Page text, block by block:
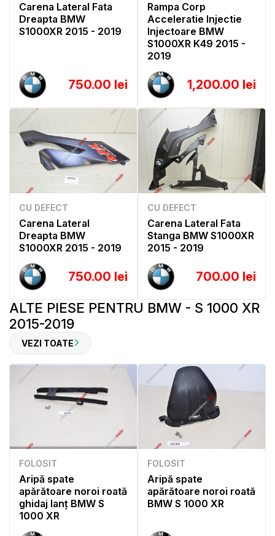
Carena Lateral Fata
Dreapta BMW
S1000XR 2015 - 2019
750.00 lei
Rampa Corp
Acceleratie Injectie
Injectoare BMW
S1000XR K49 2015 -
2019
1,200.00 lei
CU DEFECT
Carena Lateral
Dreapta BMW
S1000XR 2015 - 2019
750.00 lei
CU DEFECT
Carena Lateral Fata
Stanga BMW S1000XR
2015 - 2019
700.00 lei
ALTE PIESE PENTRU BMW - S 1000 XR
2015-2019
VEZI TOATE
FOLOSIT
Aripă spate
apărătoare noroi roată
ghidaj lanț BMW S
1000 XR
FOLOSIT
Aripă spate
apărătoare noroi roată
BMW S 1000 XR